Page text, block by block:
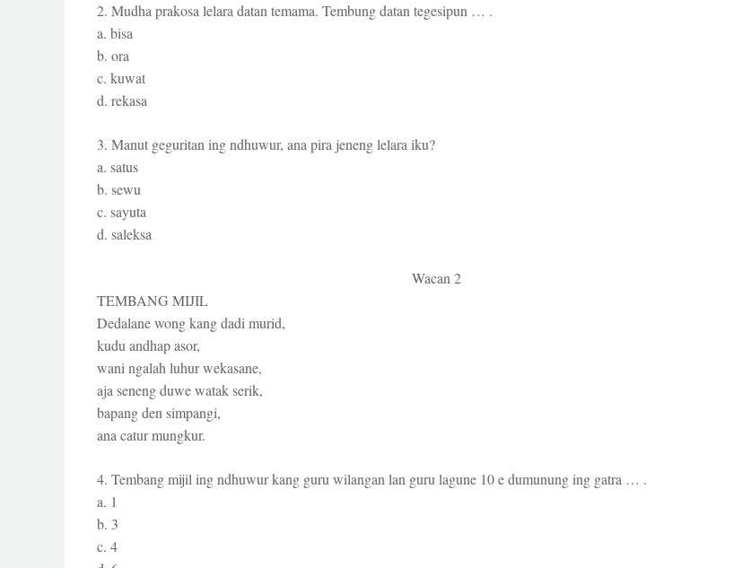
2. Mudha prakosa lelara datan temama. Tembung datan tegesipun … .
a. bisa
b. ora
c. kuwat
d. rekasa
3. Manut geguritan ing ndhuwur, ana pira jeneng lelara iku?
a. satus
b. sewu
c. sayuta
d. saleksa
Wacan 2
TEMBANG MIJIL
Dedalane wong kang dadi murid,
kudu andhap asor,
wani ngalah luhur wekasane,
aja seneng duwe watak serik,
bapang den simpangi,
ana catur mungkur.
4. Tembang mijil ing ndhuwur kang guru wilangan lan guru lagune 10 e dumunung ing gatra … .
a. 1
b. 3
c. 4